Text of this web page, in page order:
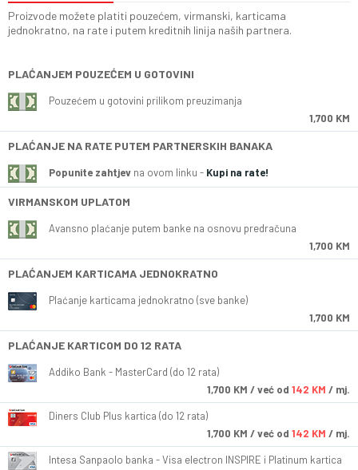
Proizvode možete platiti pouzećem, virmanski, karticama
jednokratno, na rate i putem kreditnih linija naših partnera.
PLAĆANJEM POUZEĆEM U GOTOVINI
Pouzećem u gotovini prilikom preuzimanja
1,700 KM
PLAĆANJE NA RATE PUTEM PARTNERSKIH BANAKA
Popunite zahtjev na ovom linku - Kupi na rate!
VIRMANSKOM UPLATOM
Avansno plaćanje putem banke na osnovu predračuna
1,700 KM
PLAĆANJEM KARTICAMA JEDNOKRATNO
Plaćanje karticama jednokratno (sve banke)
1,700 KM
PLAĆANJE KARTICOM DO 12 RATA
Addiko Bank - MasterCard (do 12 rata)
1,700 KM / već od 142 KM / mj.
Diners Club Plus kartica (do 12 rata)
1,700 KM / već od 142 KM / mj.
Intesa Sanpaolo banka - Visa electron INSPIRE i Platinum kartica